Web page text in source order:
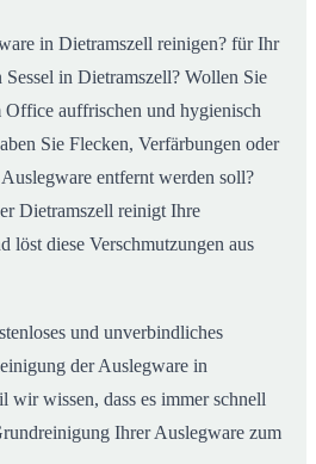
in Dietramszell reinigen? für Ihr
in Dietramszell? Wollen Sie
auffrischen und hygienisch
Sie Flecken, Verfärbungen oder
entfernt werden soll?
Dietramszell reinigt Ihre
löst diese Verschmutzungen aus
und unverbindliches
der Auslegware in
wir wissen, dass es immer schnell
Ihrer Auslegware zum